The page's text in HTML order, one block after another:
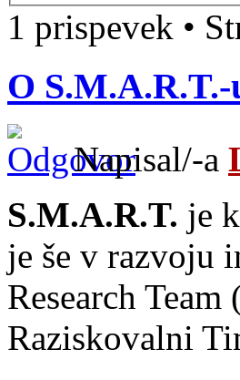
1 prispevek •
O S.M.A.R.T.-
Napisal/-a
S.M.A.R.T. je
je še v razvoju
Research
Raziskovalni